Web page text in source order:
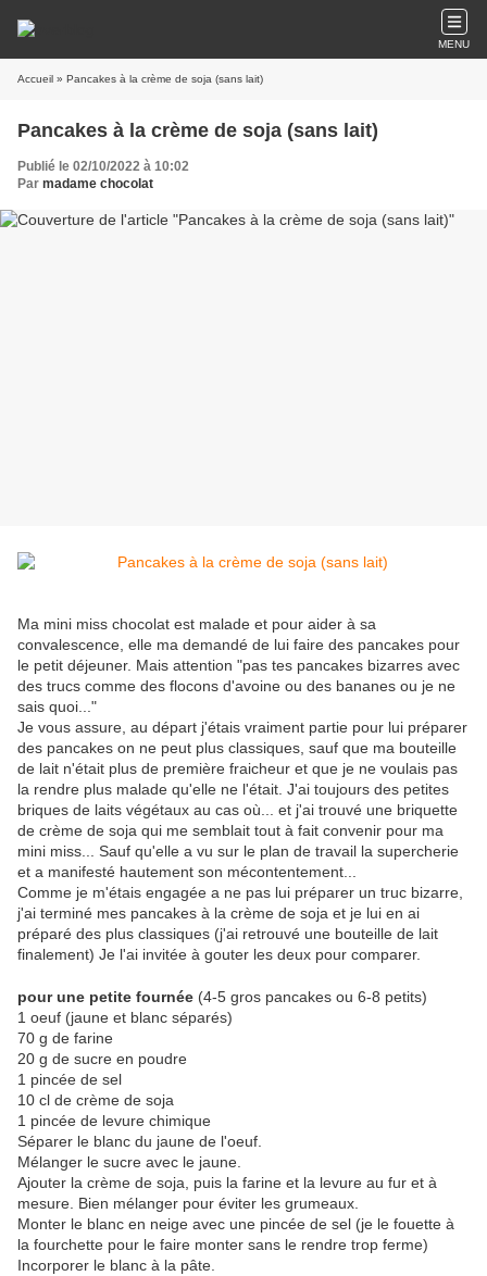
MENU
Accueil » Pancakes à la crème de soja (sans lait)
Pancakes à la crème de soja (sans lait)
Publié le 02/10/2022 à 10:02
Par madame chocolat
Ma mini miss chocolat est malade et pour aider à sa
convalescence, elle ma demandé de lui faire des pancakes pour
le petit déjeuner. Mais attention "pas tes pancakes bizarres avec
des trucs comme des flocons d'avoine ou des bananes ou je ne
sais quoi..."
Je vous assure, au départ j'étais vraiment partie pour lui préparer
des pancakes on ne peut plus classiques, sauf que ma bouteille
de lait n'était plus de première fraicheur et que je ne voulais pas
la rendre plus malade qu'elle ne l'était. J'ai toujours des petites
briques de laits végétaux au cas où... et j'ai trouvé une briquette
de crème de soja qui me semblait tout à fait convenir pour ma
mini miss... Sauf qu'elle a vu sur le plan de travail la supercherie
et a manifesté hautement son mécontentement...
Comme je m'étais engagée a ne pas lui préparer un truc bizarre,
j'ai terminé mes pancakes à la crème de soja et je lui en ai
préparé des plus classiques (j'ai retrouvé une bouteille de lait
finalement) Je l'ai invitée à gouter les deux pour comparer.
pour une petite fournée (4-5 gros pancakes ou 6-8 petits)
1 oeuf (jaune et blanc séparés)
70 g de farine
20 g de sucre en poudre
1 pincée de sel
10 cl de crème de soja
1 pincée de levure chimique
Séparer le blanc du jaune de l'oeuf.
Mélanger le sucre avec le jaune.
Ajouter la crème de soja, puis la farine et la levure au fur et à
mesure. Bien mélanger pour éviter les grumeaux.
Monter le blanc en neige avec une pincée de sel (je le fouette à
la fourchette pour le faire monter sans le rendre trop ferme)
Incorporer le blanc à la pâte.